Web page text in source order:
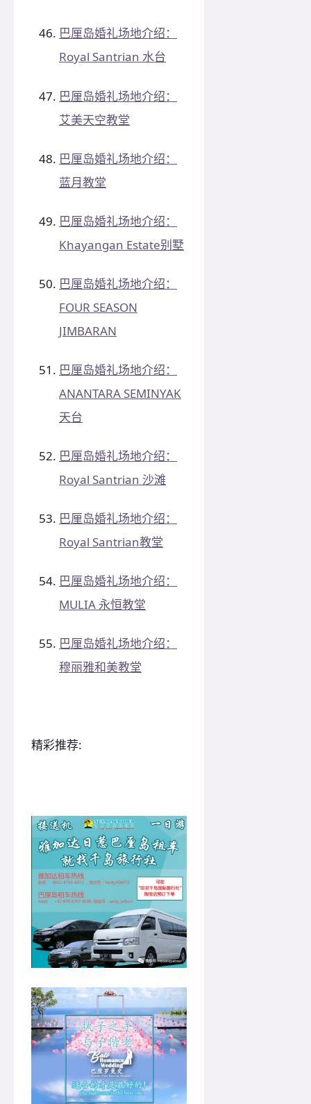
巴厘岛婚礼场地介绍：
Royal Santrian 水台
巴厘岛婚礼场地介绍：
艾美天空教堂
巴厘岛婚礼场地介绍：
蓝月教堂
巴厘岛婚礼场地介绍：
Khayangan Estate别墅
巴厘岛婚礼场地介绍：
FOUR SEASON
JIMBARAN
巴厘岛婚礼场地介绍：
ANANTARA SEMINYAK
天台
巴厘岛婚礼场地介绍：
Royal Santrian 沙滩
巴厘岛婚礼场地介绍：
Royal Santrian教堂
巴厘岛婚礼场地介绍：
MULIA 永恒教堂
巴厘岛婚礼场地介绍：
穆丽雅和美教堂
精彩推荐: